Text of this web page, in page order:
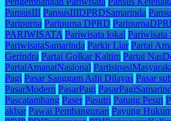
PansusIII PansusIIIDPRDSamarinda
Paripurna Paripurna DPRD
PARIWISATA Pariwisata lokal Pariwisata
PariwisataSamarinda Parkir Liar Partai
Gerindra Partai Golkar Kaltim Partai
PartaiAmanatNasional
Pagi Pasar Sanggam Adji Dilayas Pasar
PasarModern PasarPagi
Pascatambang Paser Pasutri Patung Pesut
akbar Pawai Pembangunan Payung